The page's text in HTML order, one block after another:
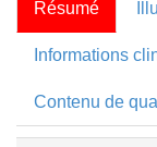
Résumé
Informations
Contenu de